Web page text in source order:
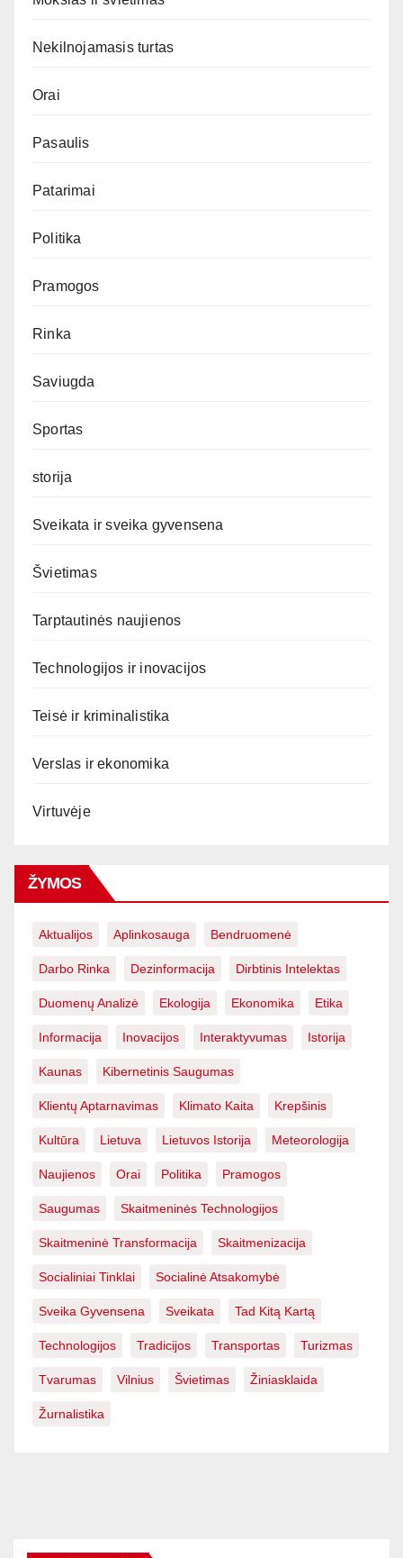
Nekilnojamasis turtas
Orai
Pasaulis
Patarimai
Politika
Pramogos
Rinka
Saviugda
Sportas
storija
Sveikata ir sveika gyvensena
Švietimas
Tarptautinės naujienos
Technologijos ir inovacijos
Teisė ir kriminalistika
Verslas ir ekonomika
Virtuvėje
ŽYMOS
Aktualijos Aplinkosauga Bendruomenė
Darbo Rinka Dezinformacija Dirbtinis Intelektas
Duomenų Analizė Ekologija Ekonomika Etika
Informacija Inovacijos Interaktyvumas Istorija
Kaunas Kibernetinis Saugumas
Klientų Aptarnavimas Klimato Kaita Krepšinis
Kultūra Lietuva Lietuvos Istorija Meteorologija
Naujienos Orai Politika Pramogos
Saugumas Skaitmeninės Technologijos
Skaitmeninė Transformacija Skaitmenizacija
Socialiniai Tinklai Socialinė Atsakomybė
Sveika Gyvensena Sveikata Tad Kitą Kartą
Technologijos Tradicijos Transportas Turizmas
Tvarumas Vilnius Švietimas Žiniasklaida
Žurnalistika